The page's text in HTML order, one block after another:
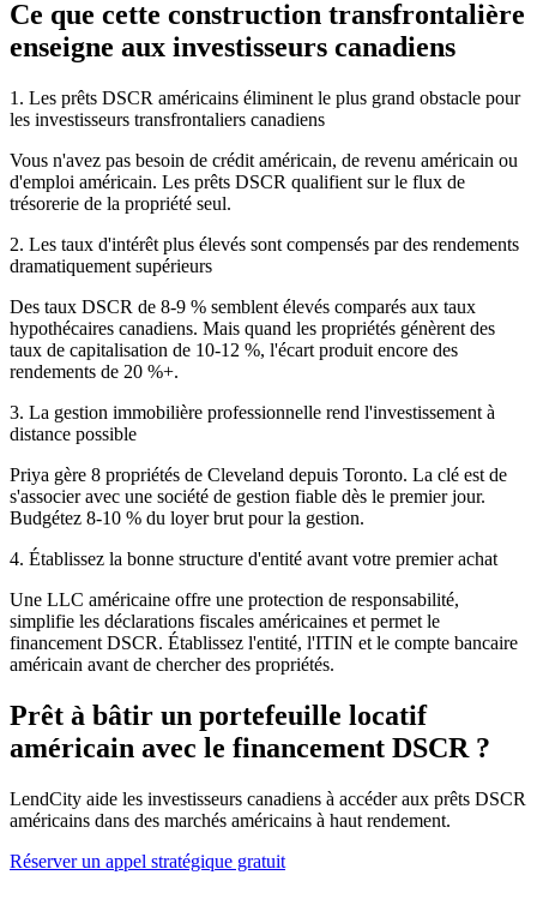
Ce que cette construction transfrontalière
enseigne aux investisseurs canadiens
1. Les prêts DSCR américains éliminent le plus grand obstacle pour
les investisseurs transfrontaliers canadiens
Vous n'avez pas besoin de crédit américain, de revenu américain ou
d'emploi américain. Les prêts DSCR qualifient sur le flux de
trésorerie de la propriété seul.
2. Les taux d'intérêt plus élevés sont compensés par des rendements
dramatiquement supérieurs
Des taux DSCR de 8-9 % semblent élevés comparés aux taux
hypothécaires canadiens. Mais quand les propriétés génèrent des
taux de capitalisation de 10-12 %, l'écart produit encore des
rendements de 20 %+.
3. La gestion immobilière professionnelle rend l'investissement à
distance possible
Priya gère 8 propriétés de Cleveland depuis Toronto. La clé est de
s'associer avec une société de gestion fiable dès le premier jour.
Budgétez 8-10 % du loyer brut pour la gestion.
4. Établissez la bonne structure d'entité avant votre premier achat
Une LLC américaine offre une protection de responsabilité,
simplifie les déclarations fiscales américaines et permet le
financement DSCR. Établissez l'entité, l'ITIN et le compte bancaire
américain avant de chercher des propriétés.
Prêt à bâtir un portefeuille locatif
américain avec le financement DSCR ?
LendCity aide les investisseurs canadiens à accéder aux prêts DSCR
américains dans des marchés américains à haut rendement.
Réserver un appel stratégique gratuit